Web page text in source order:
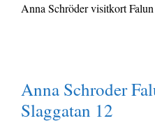
Anna Schröder visitkort
Anna Schroder
Slaggatan 12